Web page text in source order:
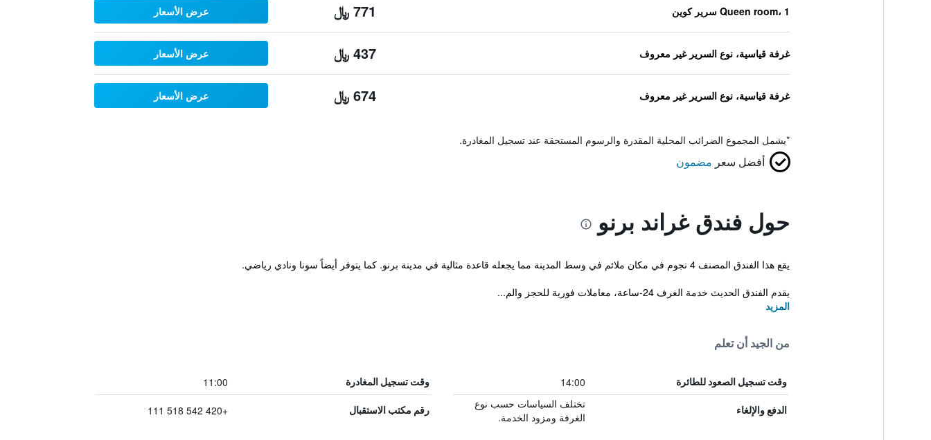
Queen room، 1 سرير كوين 771 ﷼ عرض الأسعار
غرفة قياسية، نوع السرير غير معروف 437 ﷼ عرض الأسعار
غرفة قياسية، نوع السرير غير معروف 674 ﷼ عرض الأسعار
*يشمل المجموع الضرائب المحلية المقدرة والرسوم المستحقة عند تسجيل المغادرة.
أفضل سعر مضمون
حول فندق غراند برنو
يقع هذا الفندق المصنف 4 نجوم في مكان ملائم في وسط المدينة مما يجعله قاعدة مثالية في مدينة برنو. كما يتوفر أيضاً سونا ونادي رياضي.
يقدم الفندق الحديث خدمة الغرف 24-ساعة، معاملات فورية للحجز والم...
المزيد
من الجيد أن تعلم
وقت تسجيل الصعود للطائرة 14:00 وقت تسجيل المغادرة 11:00
الدفع والإلغاء
تختلف السياسات حسب نوع
الغرفة ومزود الخدمة.
رقم مكتب الاستقبال +420 542 518 111